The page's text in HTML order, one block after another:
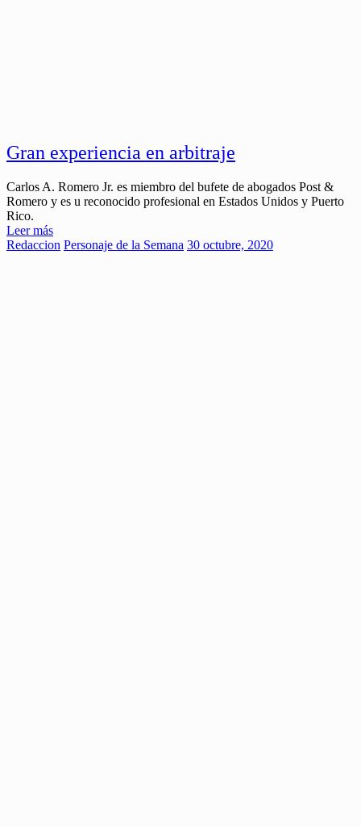
Gran experiencia en arbitraje
Carlos A. Romero Jr. es miembro del bufete de abogados Post &
Romero y es u reconocido profesional en Estados Unidos y Puerto
Rico.
Leer más
Redaccion Personaje de la Semana 30 octubre, 2020